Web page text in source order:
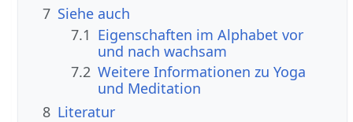
7 Siehe auch
7.1 Eigenschaften im Alphabet vor
und nach wachsam
7.2 Weitere Informationen zu Yoga
und Meditation
8 Literatur